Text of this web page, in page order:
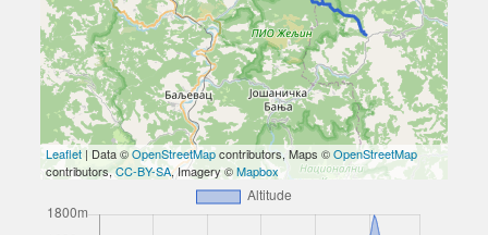
Leaflet| Data ©OpenStreetMapcontributors, Maps ©OpenStreetMap
contributors,CC-BY-SA, Imagery ©Mapbox